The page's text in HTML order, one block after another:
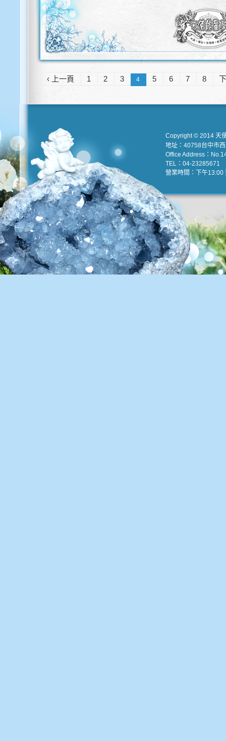
‹ 上一頁 1 2 3 4 5 6 7 8
Copyright © 2014 天
地址：40758台中市
Office Address：
TEL：04-23285671
營業時間：下午13:00